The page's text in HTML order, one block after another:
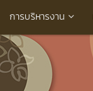
การบริหารงาน